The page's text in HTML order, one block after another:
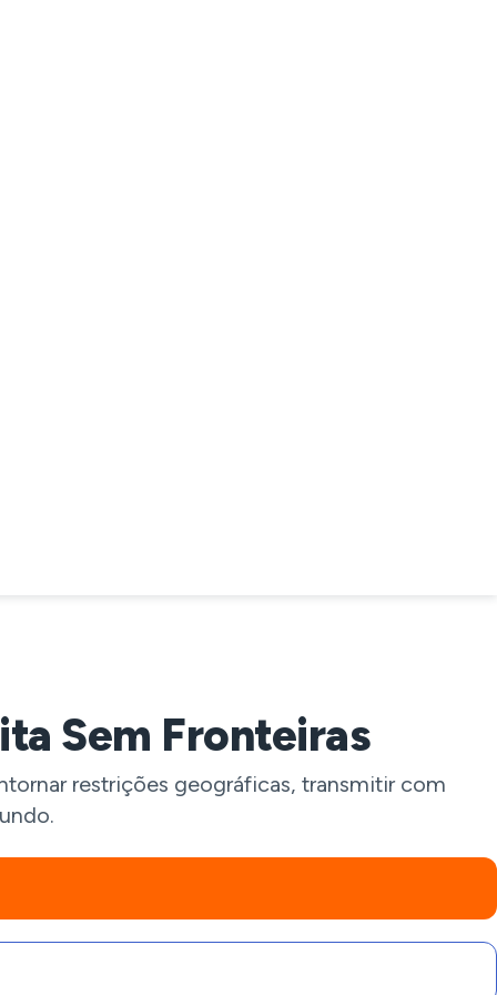
Sem Fronteiras
restrições geográficas, transmitir com